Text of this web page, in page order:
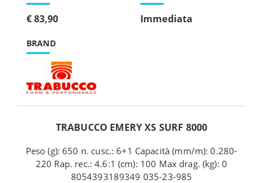
€ 83,90
BRAND
Immediata
TRABUCCO EMERY XS SURF 8000
Peso (g): 650 n. cusc.: 6+1 Capacità (mm/m): 0.280-
220 Rap. rec.: 4.6:1 (cm): 100 Max drag. (kg): 0
8054393189349 035-23-985